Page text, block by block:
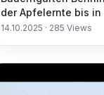
der Apfelernte bis in
#fruit
14.10.2025 · 285 Views